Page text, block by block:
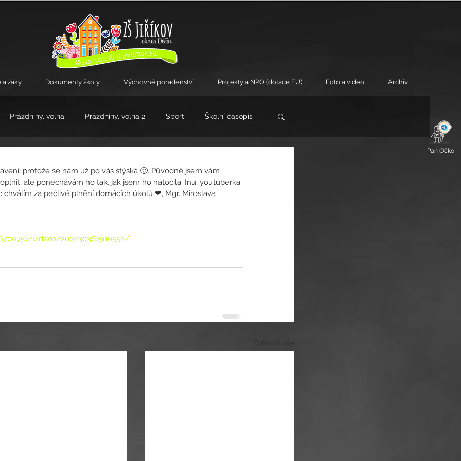
Pan Očko
a žáky Dokumenty školy Výchovné poradenství Projekty a NPO (dotace EU) Foto a video Archiv
Prázdniny, volna Prázdniny, volna 2 Sport Školní časopis
protože se nám už po vás stýská 🙂. Původně jsem vám
ale ponechávám ho tak, jak jsem ho natočila. Inu, youtuberka
chválím za pečlivé plnění domácích úkolů ❤, Mgr. Miroslava
videos/200230367910552/